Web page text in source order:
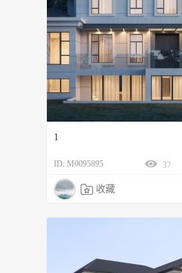
1
ID: M0095895 37
 收藏